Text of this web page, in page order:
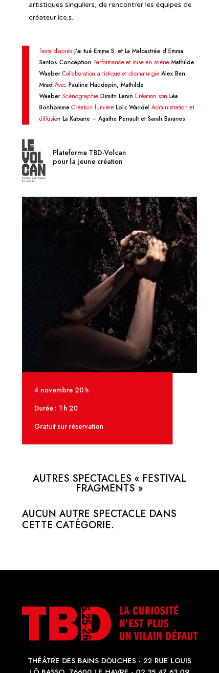
artistiques singuliers, de rencontrer les équipes de
créateur.ice.s.
Texte d’aprèsJ’ai tué Emma S. et La Malcastrée d’Emma
Santos Conception Performance et mise en scèneMathilde
WaeberCollaboration artistique et dramaturgieAlex Ben
Mrad Avec Pauline Haudepin, Mathilde
WaeberScénographieDimitri Lenin Création son Léa
Bonhomme Création lumièreLoïc Waridel Administration et
diffusion La Kabane – Agathe Perrault et Sarah Baranes
Plateforme TBD-Volcan
pour la jeune création
4 novembre 20 h
Durée : 1 h 20
Gratuit sur réservation
AUTRES SPECTACLES « FESTIVAL
FRAGMENTS »
AUCUN AUTRE SPECTACLE DANS
CETTE CATÉGORIE.
THÉÂTRE DES BAINS DOUCHES - 22 RUE LOUIS